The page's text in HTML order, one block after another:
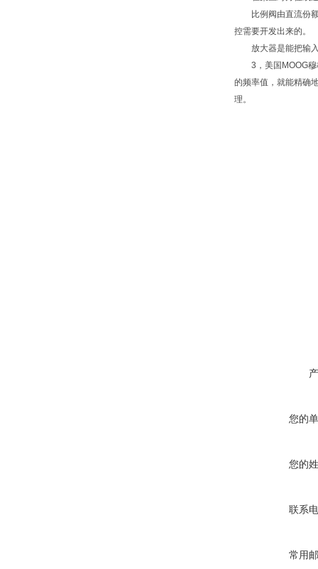
比例阀由直流份额
控需要开发出来的。
放大器是能把输入
3，美国MOOG穆
的频率值，就能精确
理。
您的
您的
联系
常用